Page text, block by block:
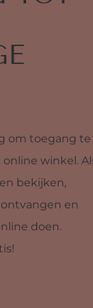
om toegang te
winkel.
bekijken,
en
doen.